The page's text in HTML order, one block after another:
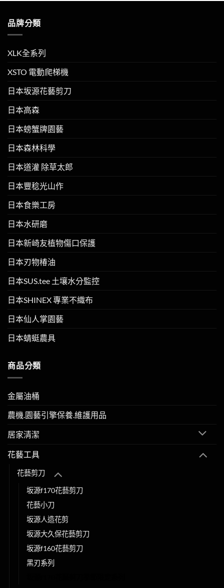
品牌分類
XLK全系列
XSTO 電動爬梯機
日本坂源花藝剪刀
日本高森
日本螃蟹牌園藝
日本森林科學
日本道灌 除草太郎
日本豐稔光山作
日本食樂工房
日本水研磨
日本新崎友植物傷口保護
日本刃物椿油
日本SUS.tee 土壤水分監控
日本SHINEX 專業不織布
日本仙人掌園藝
日本蜻蜓農具
商品分類
金屬油桶
農機.園藝引擎保養.維護用品
居家清潔
花藝工具
花藝剪刀
坂源f170花藝剪刀
花藝小刀
坂源人造花剪
坂源大久保花藝剪刀
坂源f160花藝剪刀
黑刃系列